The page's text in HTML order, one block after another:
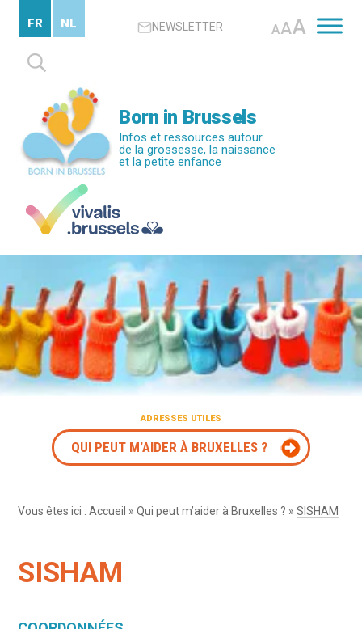
contenu
principal
NEWSLETTER AAA
Rechercher :
FR NL
Born in Brussels
Infos et ressources autour
de la grossesse, la naissance
et la petite enfance
ADRESSES UTILES
QUI PEUT M'AIDER À BRUXELLES ?
Vous êtes ici :Accueil »Qui peut m’aider à Bruxelles ? »SISHAM
SISHAM